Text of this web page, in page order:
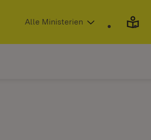
in neuem Fenster)
Alle Ministerien